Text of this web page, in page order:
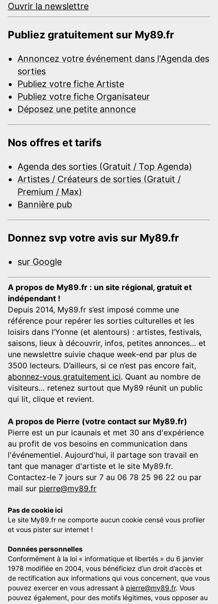
Ouvrir la newslettre
Publiez gratuitement sur My89.fr
Annoncez votre événement dans l'Agenda des
sorties
Publiez votre fiche Artiste
Publiez votre fiche Organisateur
Déposez une petite annonce
Nos offres et tarifs
Agenda des sorties (Gratuit / Top Agenda)
Artistes / Créateurs de sorties (Gratuit /
Premium / Max)
Bannière pub
Donnez svp votre avis sur My89.fr
sur Google
A propos de My89.fr : un site régional, gratuit et
indépendant !
Depuis 2014, My89.fr s’est imposé comme une
référence pour repérer les sorties culturelles et les
loisirs dans l’Yonne (et alentours) : artistes, festivals,
saisons, lieux à découvrir, infos, petites annonces… et
une newslettre suivie chaque week-end par plus de
3500 lecteurs. D’ailleurs, si ce n’est pas encore fait,
abonnez-vous gratuitement ici. Quant au nombre de
visiteurs… retenez surtout que My89 réunit un public
qui lit, clique et revient.
A propos de Pierre (votre contact sur My89.fr)
Pierre est un pur icaunais et met 30 ans d'expérience
au profit de vos besoins en communication dans
l'événementiel. Aujourd'hui, il partage son travail en
tant que manager d'artiste et le site My89.fr.
Contactez-le 7 jours sur 7 au 06 78 25 96 22 ou par
mail sur pierre@my89.fr
Pas de cookie ici
Le site My89.fr ne comporte aucun cookie censé vous profiler
et vous pister sur internet !
Données personnelles
Conformément à la loi « informatique et libertés » du 6 janvier
1978 modifiée en 2004, vous bénéficiez d’un droit d’accès et
de rectification aux informations qui vous concernent, que vous
pouvez exercer en vous adressant à pierre@my89.fr. Vous
pouvez également, pour des motifs légitimes, vous opposer au